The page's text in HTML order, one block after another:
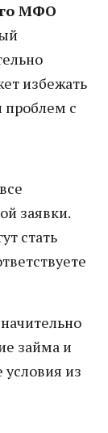
МФО
избежать
проблем с
заявки.
стать
займа и
из